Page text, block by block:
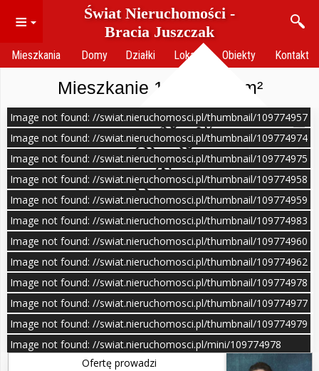
≡
Świat Nieruchomości -
Bracia Juszczak
Mieszkania Domy Działki Lokale Obiekty Kontakt
Mieszkanie 1 pokój 33 m²
O
f
e
r
t
a
n
i
e
a
k
t
u
a
l
n
a
–/11
Image not found: //swiat.nieruchomosci.pl/thumbnail/109774957
Image not found: //swiat.nieruchomosci.pl/thumbnail/109774974
Image not found: //swiat.nieruchomosci.pl/thumbnail/109774975
Image not found: //swiat.nieruchomosci.pl/thumbnail/109774958
Image not found: //swiat.nieruchomosci.pl/thumbnail/109774959
Image not found: //swiat.nieruchomosci.pl/thumbnail/109774983
Image not found: //swiat.nieruchomosci.pl/thumbnail/109774960
Image not found: //swiat.nieruchomosci.pl/thumbnail/109774962
Image not found: //swiat.nieruchomosci.pl/thumbnail/109774978
Image not found: //swiat.nieruchomosci.pl/thumbnail/109774977
Image not found: //swiat.nieruchomosci.pl/thumbnail/109774979
Image not found: //swiat.nieruchomosci.pl/mini/109774978
Ofertę prowadzi